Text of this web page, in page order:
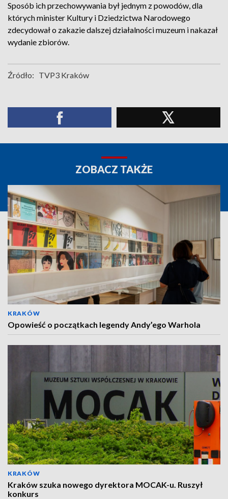
Sposób ich przechowywania był jednym z powodów, dla
których minister Kultury i Dziedzictwa Narodowego
zdecydował o zakazie dalszej działalności muzeum i nakazał
wydanie zbiorów.
Źródło: TVP3 Kraków
ZOBACZ TAKŻE
KRAKÓW
Opowieść o początkach legendy Andy’ego Warhola
KRAKÓW
Kraków szuka nowego dyrektora MOCAK-u. Ruszył
konkurs